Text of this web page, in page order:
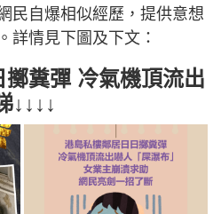
民自爆相似經歷，提供意想
詳情見下圖及下文：
糞彈 冷氣機頂流出
↓↓↓↓